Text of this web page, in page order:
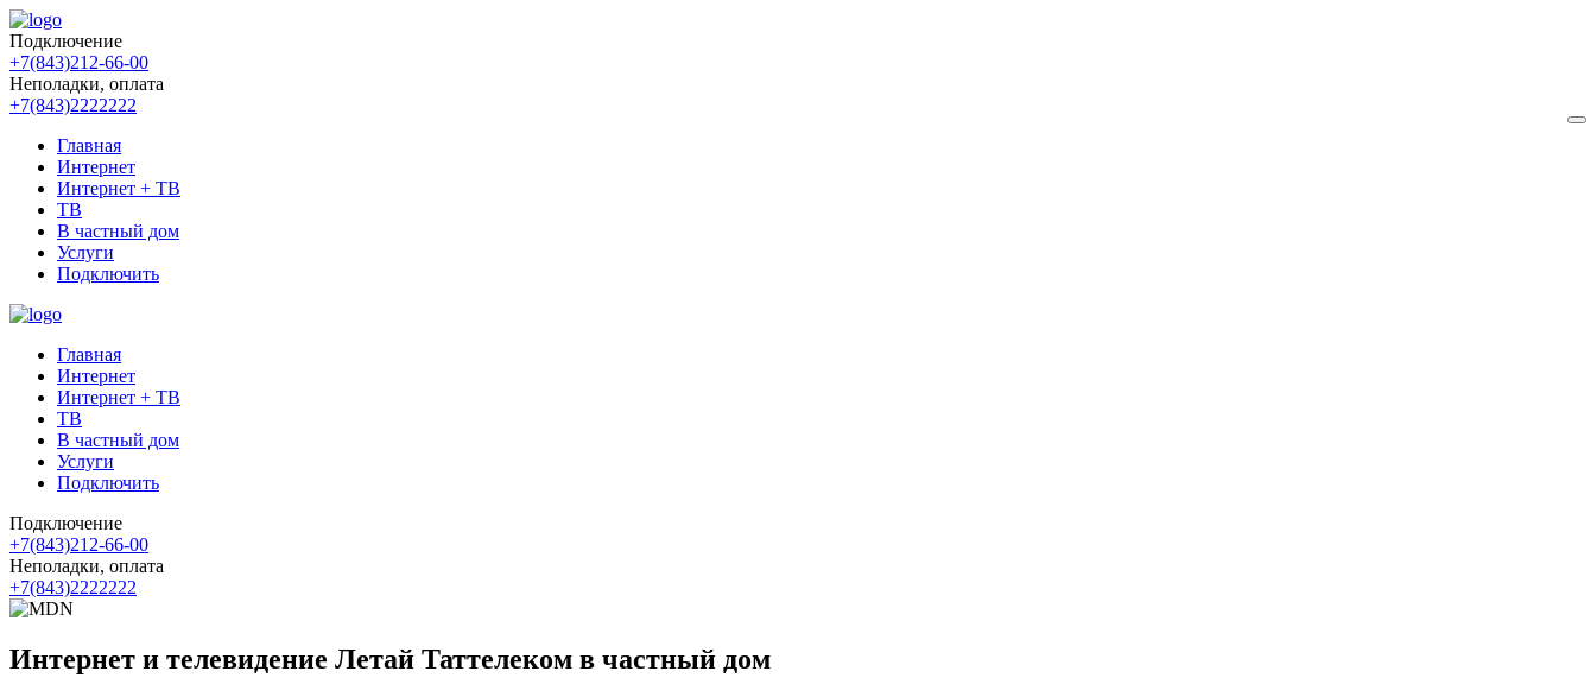
Подключение
+7(843)212-66-00
Неполадки, оплата
+7(843)2222222
Main
navigation
Главная
Интернет
Интернет + ТВ
ТВ
В частный дом
Услуги
Подключить
Main
navigation
Главная
Интернет
Интернет + ТВ
ТВ
В частный дом
Услуги
Подключить
Подключение
+7(843)212-66-00
Неполадки, оплата
+7(843)2222222
Интернет
Интернет и телевидение Летай Таттелеком в частный дом